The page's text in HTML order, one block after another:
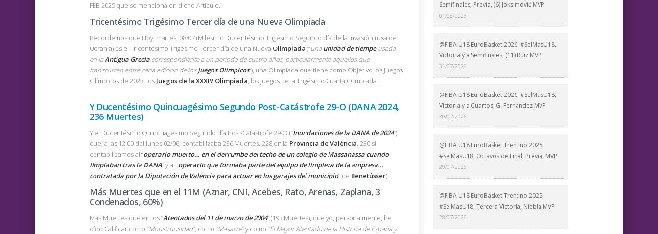
FEB 2025 que se menciona en dicho Artículo.
Tricentésimo Trigésimo Tercer día de una Nueva Olimpiada
Recordemos que Hoy, martes, 08/07 (Milésimo Ducentésimo Trigésimo Segundo día de la Invasión rusa de
Ucrania) es el Tricentésimo Trigésimo Tercer día de una Nueva Olimpiada (“una unidad de tiempousada
en laAntigua Grecia correspondiente a un periodo de cuatro años, particularmente aquellos que
transcurren entre cada edición de losJuegos Olímpicos”), una Olimpiada que tiene como Objetivo los Juegos
Olímpicos de 2028, los Juegos de la XXXIV Olimpiada, los Juegos de la Trigésimo Cuarta Olimpiada.
Y Ducentésimo Quincuagésimo Segundo Post-Catástrofe 29-O (DANA 2024,
236 Muertes)
Y el Ducentésimo Quincuagésimo Segundo día Post-Catástrofe 29-O (“Inundaciones de la DANA de 2024”)
que, a las 12:00 del lunes 02/06, contabilizaba 236 Muertes, 228 en la Provincia de València, 230 si
contabilizamos al “operario muerto… en el derrumbe del techo de un colegio de Massanassa cuando
limpiaban tras la DANA” y al “operario que formaba parte del equipo de limpieza de la empresa…
contratada por la Diputación de Valencia para actuar en los garajes del municipio” de Benetússer).
Más Muertes que en el 11M (Aznar, CNI, Acebes, Rato, Arenas, Zaplana, 3
Condenados, 60%)
Más Muertes que en los “Atentados del 11 de marzo de 2004” (193 Muertes), que yo, personalmente, he
oído Calificar como “Monstruosidad”, como “Masacre” y como “El Mayor Atentado de la Historia de España y
Semifinales, Previa, (6) Joksimović MVP
01/08/2026
@FIBA U18 EuroBasket 2026: #SelMasU18,
Victoria y a Semifinales, (11) Ruiz MVP
31/07/2026
@FIBA U18 EuroBasket 2026: #SelMasU18,
Victoria y a Cuartos, G. Fernández MVP
30/07/2026
@FIBA U18 EuroBasket Trentino 2026:
#SelMasU18, Octavos de Final, Previa, MVP
29/07/2026
@FIBA U18 EuroBasket Trentino 2026:
#SelMasU18, Tercera Victoria, Niebla MVP
28/07/2026